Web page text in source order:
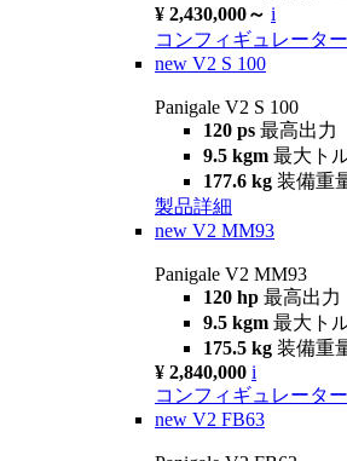
¥ 2,430,000～ i
コンフィギュレーター
new V2 S 100
Panigale V2 S 100
120 ps 最高出力
9.5 kgm 最大ト
177.6 kg 装備重
製品詳細
new V2 MM93
Panigale V2 MM93
120 hp 最高出力
9.5 kgm 最大ト
175.5 kg 装備重
¥ 2,840,000 i
コンフィギュレーター
new V2 FB63